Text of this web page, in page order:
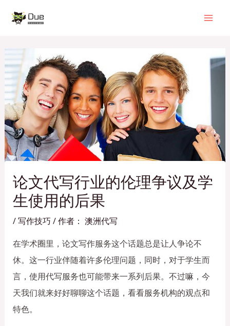
论文代写行业的伦理争议及学
生使用的后果
/写作技巧 / 作者： 澳洲代写
在学术圈里，论文写作服务这个话题总是让人争论不
休。这一行业伴随着许多伦理问题，同时，对于学生而
言，使用代写服务也可能带来一系列后果。不过嘛，今
天我们就来好好聊聊这个话题，看看服务机构的观点和
特色。
navigation